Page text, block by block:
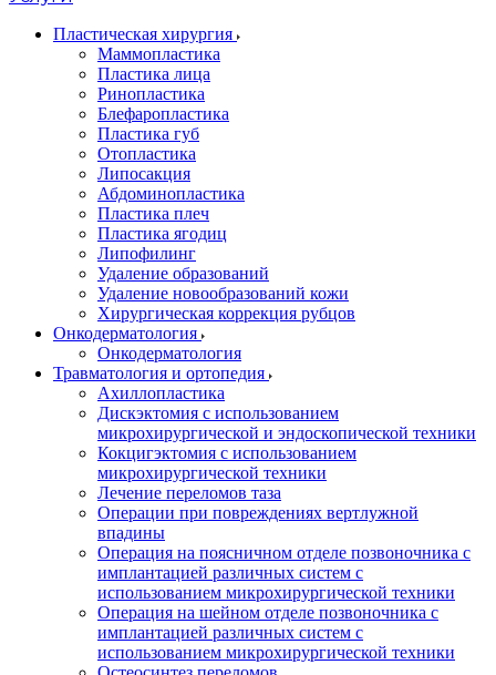
Пластическая хирургия
Маммопластика
Пластика лица
Ринопластика
Блефаропластика
Пластика губ
Oтопластика
Липосакция
Абдоминопластика
Пластика плеч
Пластика ягодиц
Липофилинг
Удаление образований
Удаление новообразований кожи
Хирургическая коррекция рубцов
Онкодерматология
Онкодерматология
Травматология и ортопедия
Ахиллопластика
Дискэктомия с использованием
микрохирургической и эндоскопической техники
Кокцигэктомия с использованием
микрохирургической техники
Лечение переломов таза
Операции при повреждениях вертлужной
впадины
Операция на поясничном отделе позвоночника с
имплантацией различных систем с
использованием микрохирургической техники
Операция на шейном отделе позвоночника с
имплантацией различных систем с
использованием микрохирургической техники